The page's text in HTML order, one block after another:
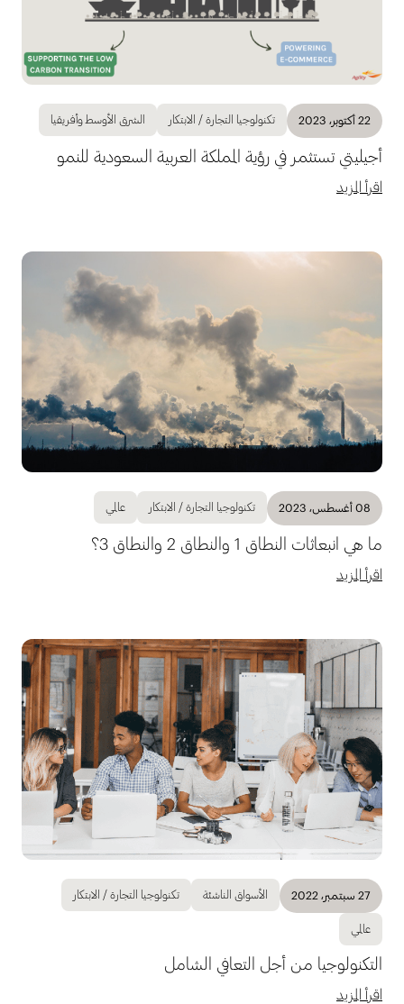
22 أكتوبر، 2023 تكنولوجيا التجارة / الابتكار الشرق الأوسط وأفريقيا
أجيليتي تستثمر في رؤية المملكة العربية السعودية للنمو
اقرأ المزيد
08 أغسطس، 2023 تكنولوجيا التجارة / الابتكار عالمي
ما هي انبعاثات النطاق 1 والنطاق 2 والنطاق 3؟
اقرأ المزيد
27 سبتمبر، 2022 الأسواق الناشئة تكنولوجيا التجارة / الابتكار
عالمي
التكنولوجيا من أجل التعافي الشامل
اقرأ المزيد